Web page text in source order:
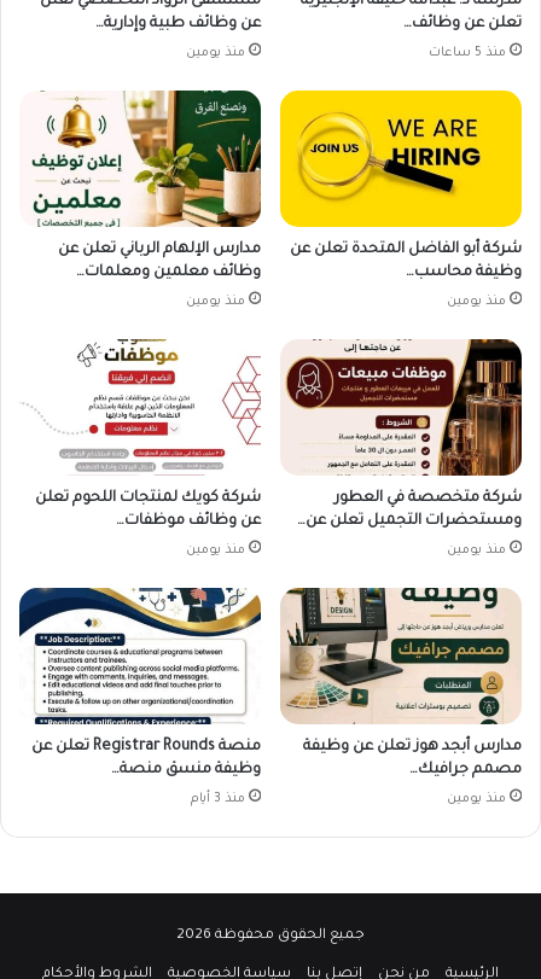
تعلن عن وظائف…
منذ 5 ساعات
عن وظائف طبية وإدارية…
منذ يومين
شركة أبو الفاضل المتحدة تعلن عن
وظيفة محاسب…
منذ يومين
مدارس الإلهام الرباني تعلن عن
وظائف معلمين ومعلمات…
منذ يومين
شركة متخصصة في العطور
ومستحضرات التجميل تعلن عن…
منذ يومين
شركة كويك لمنتجات اللحوم تعلن
عن وظائف موظفات…
منذ يومين
مدارس أبجد هوز تعلن عن وظيفة
مصمم جرافيك…
منذ يومين
منصة Registrar Rounds تعلن عن
وظيفة منسق منصة…
منذ 3 أيام
جميع الحقوق محفوظة 2026
الرئيسية من نحن إتصل بنا سياسة الخصوصية الشروط والأحكام